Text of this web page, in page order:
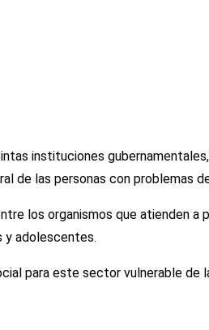
instituciones
de las personas con problemas
los organismos que atienden
y adolescentes.
para este sector vulnerable